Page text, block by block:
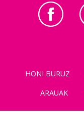
HONI BURUZ
ARAUAK